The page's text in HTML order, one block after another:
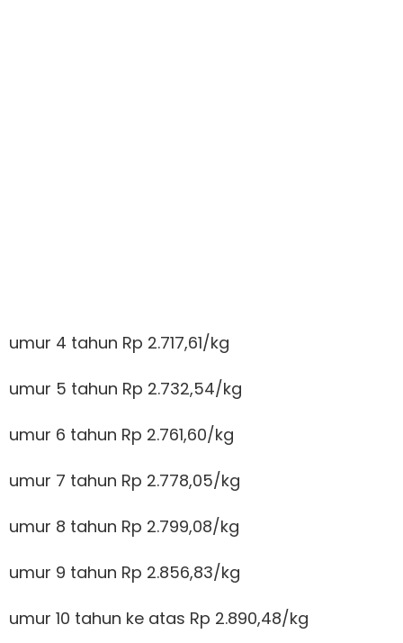
umur 4 tahun Rp 2.717,61/kg
umur 5 tahun Rp 2.732,54/kg
umur 6 tahun Rp 2.761,60/kg
umur 7 tahun Rp 2.778,05/kg
umur 8 tahun Rp 2.799,08/kg
umur 9 tahun Rp 2.856,83/kg
umur 10 tahun ke atas Rp 2.890,48/kg